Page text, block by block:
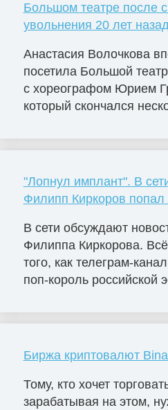
Большом театре после
увольнения 20 лет
Анастасия Волочкова
посетила Большой
с хореографом Юрием
который скончался
"Лопнул имплант". В
Филипп Киркоров попал
В сети обсуждают
Филиппа Киркорова.
того, как телеграм-
поп-король российской
Биржа криптовалют
Тому, кто хочет
зарабатывая на этом,